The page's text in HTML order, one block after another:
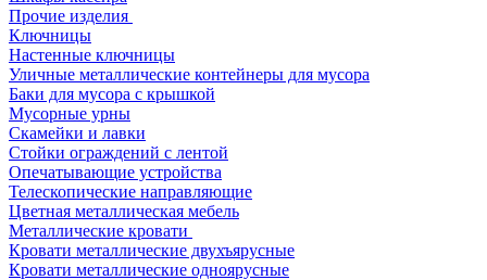
Прочие изделия
Ключницы
Настенные ключницы
Уличные металлические контейнеры для мусора
Баки для мусора с крышкой
Мусорные урны
Скамейки и лавки
Стойки ограждений с лентой
Опечатывающие устройства
Телескопические направляющие
Цветная металлическая мебель
Металлические кровати
Кровати металлические двухъярусные
Кровати металлические одноярусные